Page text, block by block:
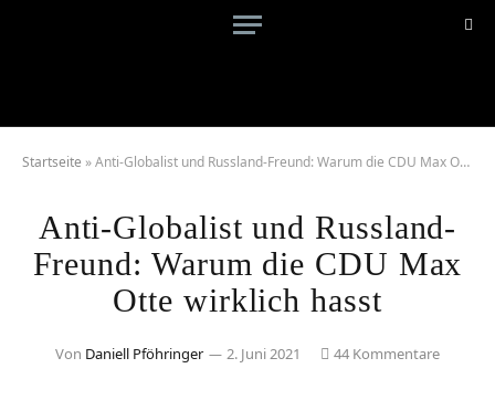
Startseite »Anti-Globalist und Russland-Freund: Warum die CDU Max Otte wirklich hasst
Anti-Globalist und Russland-
Freund: Warum die CDU Max
Otte wirklich hasst
Von Daniell Pföhringer 2. Juni 2021 44 Kommentare